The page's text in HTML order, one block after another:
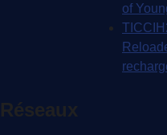
of
Réseaux